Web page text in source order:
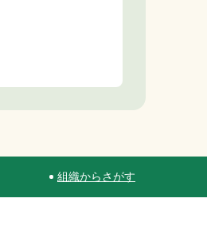
組織からさがす